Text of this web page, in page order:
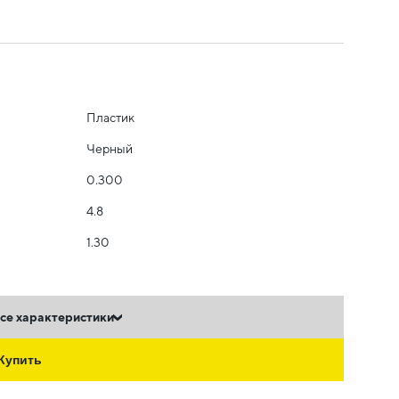
Пластик
Черный
0.300
4.8
1.30
характеристики